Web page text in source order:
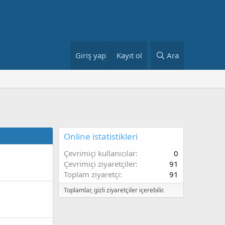
Giriş yap Kayıt ol Ara
Online istatistikleri
Çevrimiçi kullanıcılar
0
Çevrimiçi ziyaretçiler
91
Toplam ziyaretçi
91
Toplamlar, gizli ziyaretçiler içerebilir.